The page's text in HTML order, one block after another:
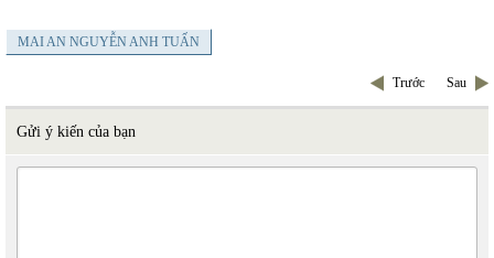
MAI AN NGUYỄN ANH TUẤN
Trước Sau
Gửi ý kiến của bạn